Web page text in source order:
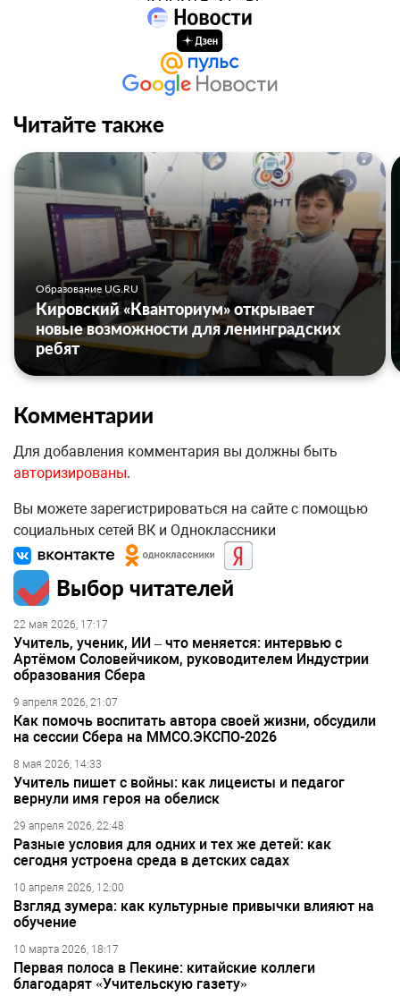
Читайте также
Образование UG.RU
Кировский «Кванториум» открывает
новые возможности для ленинградских
ребят
Комментарии
Для добавления комментария вы должны быть
авторизированы.
Вы можете зарегистрироваться на сайте с помощью
социальных сетей ВК и Одноклассники
Выбор читателей
22 мая 2026, 17:17
Учитель, ученик, ИИ – что меняется: интервью с
Артёмом Соловейчиком, руководителем Индустрии
образования Сбера
9 апреля 2026, 21:07
Как помочь воспитать автора своей жизни, обсудили
на сессии Сбера на ММСО.ЭКСПО-2026
8 мая 2026, 14:33
Учитель пишет с войны: как лицеисты и педагог
вернули имя героя на обелиск
29 апреля 2026, 22:48
Разные условия для одних и тех же детей: как
сегодня устроена среда в детских садах
10 апреля 2026, 12:00
Взгляд зумера: как культурные привычки влияют на
обучение
10 марта 2026, 18:17
Первая полоса в Пекине: китайские коллеги
благодарят «Учительскую газету»